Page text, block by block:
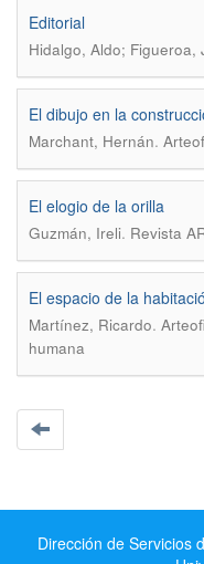
Editorial
Hidalgo, Aldo; Figueroa,
El dibujo en la
Marchant, Hernán.
El elogio de la orilla
Guzmán, Ireli. Revista
El espacio de la
Martínez, Ricardo.
humana
Dirección de Servicios